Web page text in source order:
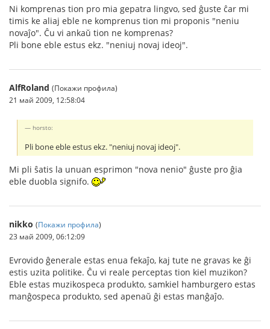
Ni komprenas tion pro mia gepatra lingvo, sed ĝuste ĉar mi
timis ke aliaj eble ne komprenus tion mi proponis "neniu
novaĵo". Ĉu vi ankaŭ tion ne komprenas?
Pli bone eble estus ekz. "neniuj novaj ideoj".
AlfRoland (Покажи профила)
21 май 2009, 12:58:04
horsto:
Pli bone eble estus ekz. "neniuj novaj ideoj".
Mi pli ŝatis la unuan esprimon "nova nenio" ĝuste pro ĝia
eble duobla signifo.
nikko (Покажи профила)
23 май 2009, 06:12:09
Evrovido ĝenerale estas enua fekaĵo, kaj tute ne gravas ke ĝi
estis uzita politike. Ĉu vi reale perceptas tion kiel muzikon?
Eble estas muzikospeca produkto, samkiel hamburgero estas
manĝospeca produkto, sed apenaŭ ĝi estas manĝaĵo.